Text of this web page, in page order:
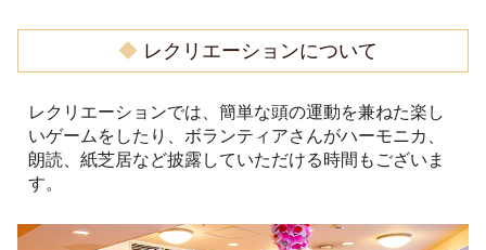
◆ レクリエーションについて
レクリエーションでは、簡単な頭の運動を兼ねた楽し
いゲームをしたり、ボランティアさんがハーモニカ、
朗読、紙芝居など披露していただける時間もございま
す。